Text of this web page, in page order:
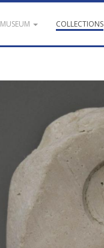
MUSEUM COLLECTIONS